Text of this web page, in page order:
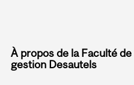
À propos de la Faculté de
gestion Desautels